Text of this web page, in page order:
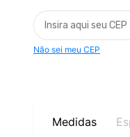
Não sei meu CEP
Medidas